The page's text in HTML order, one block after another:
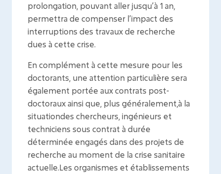
prolongation, pouvant aller jusqu’à 1 an,
permettra de compenser l’impact des
interruptions des travaux de recherche
dues à cette crise.
En complément à cette mesure pour les
doctorants, une attention particulière sera
également portée aux contrats post-
doctoraux ainsi que, plus généralement,à la
situationdes chercheurs, ingénieurs et
techniciens sous contrat à durée
déterminée engagés dans des projets de
recherche au moment de la crise sanitaire
actuelle.Les organismes et établissements